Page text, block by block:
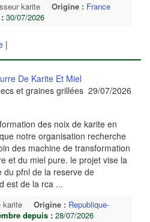
karite Origine : France
30/07/2026
|
De Karite Et Miel
et graines grillées 29/07/2026
des noix de karite en
notre organisation recherche
des machine de transformation
et du miel pure. le projet vise la
du pfnl de la reserve de
est de la rca ...
karite Origine : Republique-
depuis : 28/07/2026